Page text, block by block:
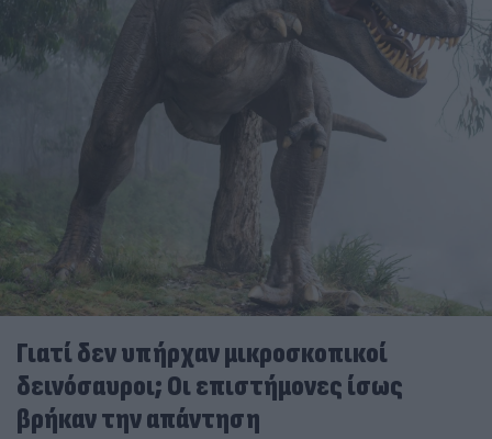
Γιατί δεν υπήρχαν μικροσκοπικοί
δεινόσαυροι; Οι επιστήμονες ίσως
βρήκαν την απάντηση